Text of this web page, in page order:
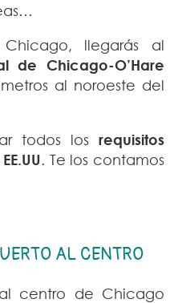
llegarás al
de Chicago-O’Hare
al noroeste del
todos los requisitos
. Te los contamos
AL CENTRO
centro de Chicago